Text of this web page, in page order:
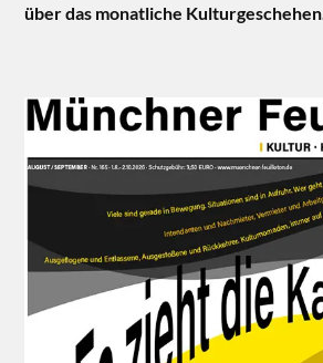
über das monatliche Kulturgeschehen.